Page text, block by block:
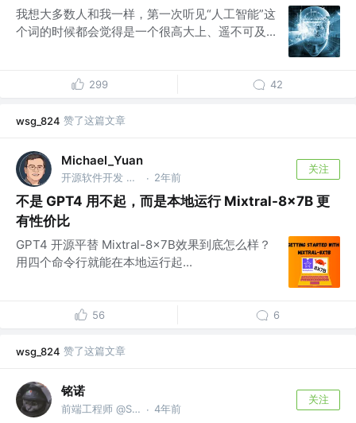
我想大多数人和我一样，第一次听见“人工智能”这
个词的时候都会觉得是一个很高大上、遥不可及...
299 42
wsg_824 赞了这篇文章
Michael_Yuan
开源软件开发 @Second State · 2年前
关注
不是 GPT4 用不起，而是本地运行 Mixtral-8x7B 更
有性价比
GPT4 开源平替 Mixtral-8x7B效果到底怎么样？
用四个命令行就能在本地运行起...
56 6
wsg_824 赞了这篇文章
铭诺
前端工程师 @Shopee · 4年前
关注